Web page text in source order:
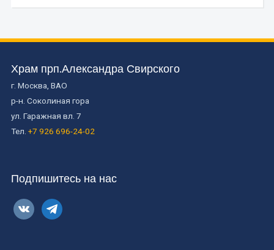
Храм прп.Александра Свирского
г. Москва, ВАО
р-н. Соколиная гора
ул. Гаражная вл. 7
Тел. +7 926 696-24-02
Подпишитесь на нас
vkontaktetelegram